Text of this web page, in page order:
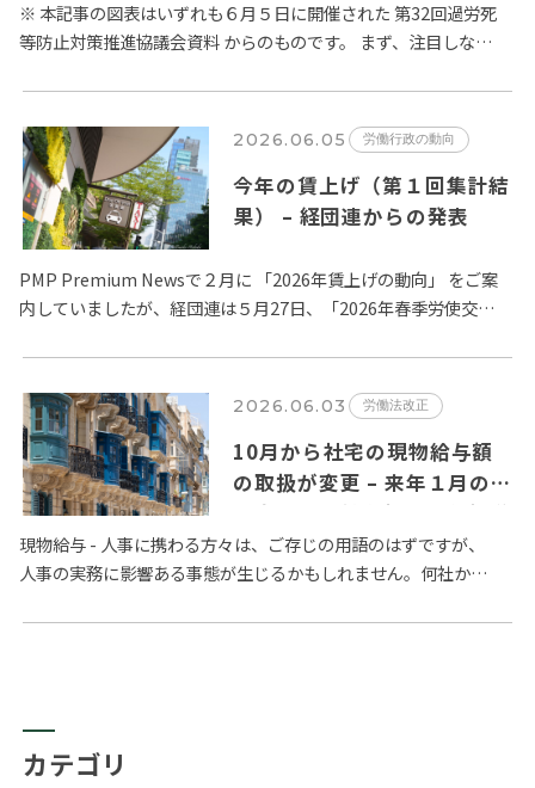
過労死等防止対策推進協議会
の議論から
※ 本記事の図表はいずれも６月５日に開催された 第32回過労死
等防止対策推進協議会資料 からのものです。 まず、注目しなけ
…
2026.06.05 労働行政の動向
今年の賃上げ（第１回集計結
果） – 経団連からの発表
PMP Premium Newsで２月に 「2026年賃上げの動向」 をご案
内していましたが、経団連は５月27日、「2026年春季労使交
2026.06.03 労働法改正
10月から社宅の現物給与額
の取扱が変更 – 来年１月の
月変による社会保険料負担増
の可能性も?
現物給与 - 人事に携わる方々は、ご存じの用語のはずですが、
人事の実務に影響ある事態が生じるかもしれません。何社かに
に情報と…
カテゴリ